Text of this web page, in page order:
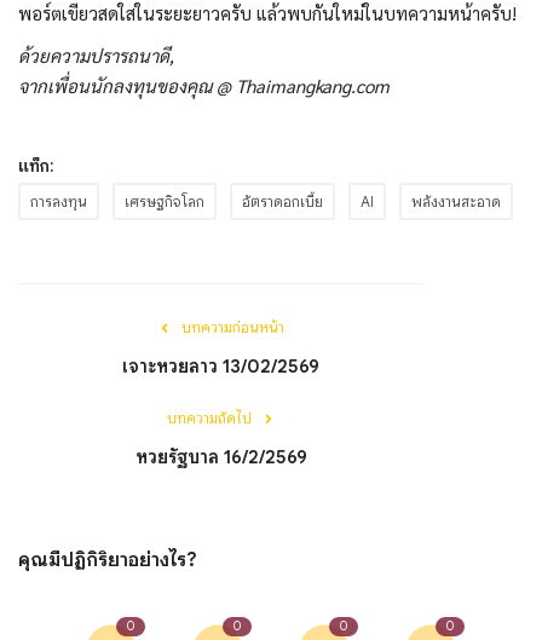
พอร์ตเขียวสดใสในระยะยาวครับ แล้วพบกันใหม่ในบทความหน้าครับ!
ด้วยความปรารถนาดี,
จากเพื่อนนักลงทุนของคุณ @ Thaimangkang.com
แท็ก:
การลงทุน เศรษฐกิจโลก อัตราดอกเบี้ย AI พลังงานสะอาด
บทความก่อนหน้า
เจาะหวยลาว 13/02/2569
บทความถัดไป
หวยรัฐบาล 16/2/2569
คุณมีปฏิกิริยาอย่างไร?
0 0 0 0